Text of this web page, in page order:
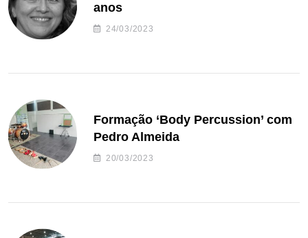
anos
24/03/2023
Formação ‘Body Percussion’ com
Pedro Almeida
20/03/2023